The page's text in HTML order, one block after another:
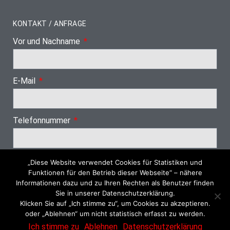
KONTAKT / ANFRAGE
Vor und Nachname
E-Mail
Telefonnummer
Nächster Schritt
© 2026 Dachrinnenreinigung SH
„Diese Website verwendet Cookies für Statistiken und
Funktionen für den Betrieb dieser Webseite“ – nähere
Informationen dazu und zu Ihren Rechten als Benutzer finden
Sie in unserer Datenschutzerklärung.
Klicken Sie auf „Ich stimme zu“, um Cookies zu akzeptieren.
oder „Ablehnen“ um nicht statistisch erfasst zu werden.
Ich stimme zu Ablehnen Datenschutzerklärung